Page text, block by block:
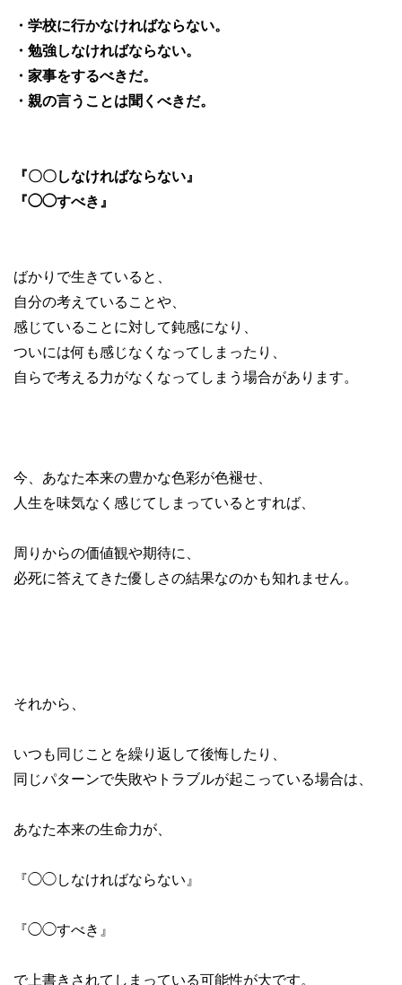
・学校に行かなければならない。
・勉強しなければならない。
・家事をするべきだ。
・親の言うことは聞くべきだ。
『〇〇しなければならない』
『◯◯すべき』
ばかりで生きていると、
自分の考えていることや、
感じていることに対して鈍感になり、
ついには何も感じなくなってしまったり、
自らで考える力がなくなってしまう場合があります。
今、あなた本来の豊かな色彩が色褪せ、
人生を味気なく感じてしまっているとすれば、
周りからの価値観や期待に、
必死に答えてきた優しさの結果なのかも知れません。
それから、
いつも同じことを繰り返して後悔したり、
同じパターンで失敗やトラブルが起こっている場合は、
あなた本来の生命力が、
『◯◯しなければならない』
『◯◯すべき』
で上書きされてしまっている可能性が大です。